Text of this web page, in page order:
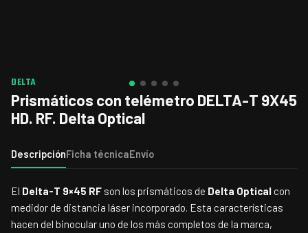
DELTA
Prismáticos con telémetro DELTA-T 9X45
HD. RF. Delta Optical
DescripciónFicha técnicaEnvío
El Delta-T 9×45 RF son los prismáticos de Delta Optical con
medidor de distancia láser incorporado. Esta características
hacen del binocular uno de los más completos de la marca,